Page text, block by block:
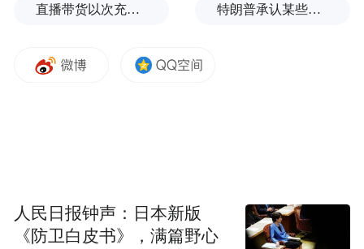
近日，上海外滩，一名博主喊话粉丝“人肉”保安。
视频显示，近日，该博主在外滩观景平台上
示“我们正常管理”。之后，警察来到现场。
直播带货以次充好、拒不发货，算诈骗吗？ 特朗普承认某些弹药供应紧张
人民日报钟声：日本新版
《防卫白皮书》，满篇野心